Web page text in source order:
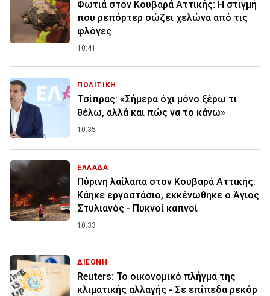
Φωτιά στον Κουβαρά Αττικής: Η στιγμή
που ρεπόρτερ σώζει χελώνα από τις
φλόγες
10:41
ΠΟΛΙΤΙΚΗ
Τσίπρας: «Σήμερα όχι μόνο ξέρω τι
θέλω, αλλά και πώς να το κάνω»
10:35
ΕΛΛΑΔΑ
Πύρινη λαίλαπα στον Κουβαρά Αττικής:
Κάηκε εργοστάσιο, εκκένωθηκε ο Άγιος
Στυλιανός - Πυκνοί καπνοί
10:33
ΔΙΕΘΝΗ
Reuters: Το οικονομικό πλήγμα της
κλιματικής αλλαγής - Σε επίπεδα ρεκόρ